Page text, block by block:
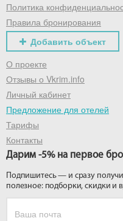
Политика
Правила бронирования
Добавить объект
О проекте
Отзывы о Vkrim.info
Личный кабинет
Предложение для отелей
Тарифы
Контакты
Дарим -5% на первое
Подпишитесь — и сразу
полезное: подборки, скидки и